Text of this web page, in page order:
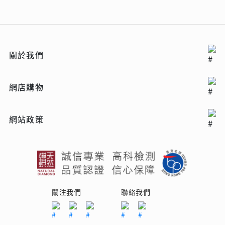
關於我們
網店購物
網站政策
關注我們 聯絡我們